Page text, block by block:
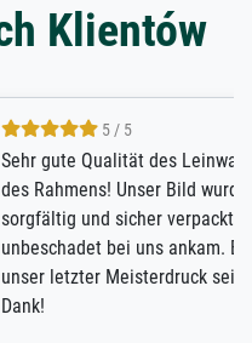
Klientów
und
wurde sehr
so dass es
Es wird nicht
sein. Vielen